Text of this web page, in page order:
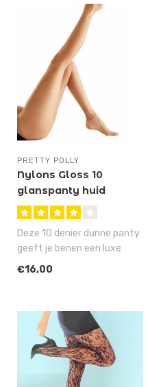
PRETTY POLLY
Nylons Gloss 10
glanspanty huid
Sherry
Deze 10 denier dunne panty
geeft je benen een luxe
uitstraling en voelt echt zij..
€16,00